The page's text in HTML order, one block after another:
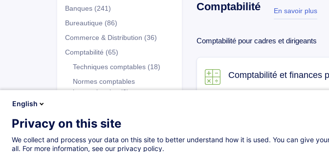
Banques (241)
Bureautique (86)
Commerce & Distribution (36)
Comptabilité (65)
Techniques comptables (18)
Normes comptables
internationales (2)
Trésorerie (16)
Comptabilité pour cadres et
dirigeants (9)
Programmes
Certificats académiques (5)
Comptabilité En savoir plus
test
Comptabilité pour cadres et dirigeants
Comptabilité et finances
English
Privacy on this site
We collect and process your data on this site to better understand how it is used. You can give
all. For more information, see our privacy policy.